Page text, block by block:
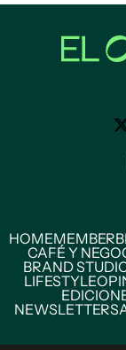
HOMEMEMBER
CAFÉ Y
BRAND
LIFESTYLE
NEWSLETTERS